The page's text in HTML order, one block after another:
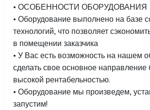
• ОСОБЕННОСТИ ОБОРУДОВАНИЯ
• Оборудование выполнено на базе
технологий, что позволяет
в помещении заказчика
• У Вас есть возможность на нашем
сделать свое основное направление
высокой рентабельностью.
• Оборудование мы произведем,
запустим!